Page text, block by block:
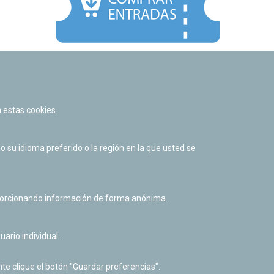
Política de cookies
Derecho de acceso a información pública
cookies.
su idioma preferido o la región en la que usted se
información de forma anónima.
individual.
clique el botón "Guardar preferencias".